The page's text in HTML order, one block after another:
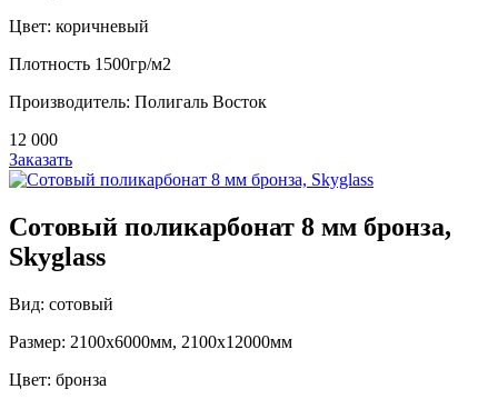
Цвет: коричневый
Плотность 1500гр/м2
Производитель: Полигаль Восток
12 000
Заказать
Сотовый поликарбонат 8 мм бронза,
Skyglass
Вид: сотовый
Размер: 2100х6000мм, 2100х12000мм
Цвет: бронза